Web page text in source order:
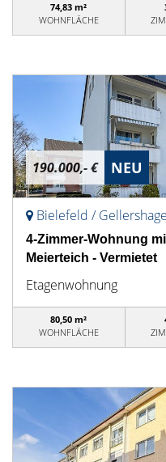
74,83 m²
WOHNFLÄCHE
190.000,- € NEU
Bielefeld /
4-Zimmer-Wohnung
Meierteich - Vermietet
Etagenwohnung
80,50 m²
WOHNFLÄCHE